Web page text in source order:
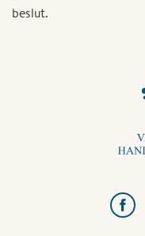
beslut.